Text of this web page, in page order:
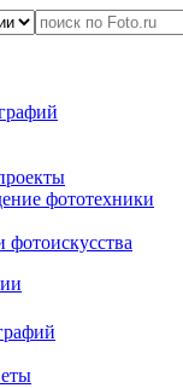
фототехники
фотоискусства